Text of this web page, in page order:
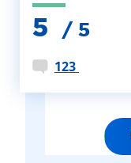
5 / 5
123